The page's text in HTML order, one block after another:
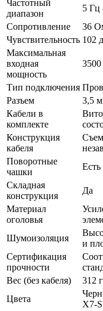
Частотный
диапазон
5 Гц
Сопротивление
36
Чувствительность 102
Максимальная
входная
мощность
Тип подключения
Разъем
3,5
Кабели в
комплекте
Конструкция
кабеля
Поворотные
чашки
Есть
Складная
конструкция
Да
Материал
оголовья
Шумоизоляция
и
Сертификация
прочности
Вес (без кабеля)
312 г
Цвета
X7-